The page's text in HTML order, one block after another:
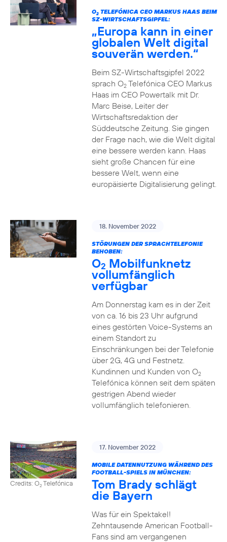
O2TELEFÓNICA CEO MARKUS HAAS BEIM
SZ-WIRTSCHAFTSGIPFEL:
„Europa kann in einer
globalen Welt digital
souverän werden.“
Beim SZ-Wirtschaftsgipfel 2022
sprach O2Telefónica CEO Markus
Haas im CEO Powertalk mit Dr.
Marc Beise, Leiter der
Wirtschaftsredaktion der
Süddeutsche Zeitung. Sie gingen
der Frage nach, wie die Welt digital
eine bessere werden kann. Haas
sieht große Chancen für eine
bessere Welt, wenn eine
europäisierte Digitalisierung gelingt.
18. November 2022
STÖRUNGEN DER SPRACHTELEFONIE
BEHOBEN:
O2 Mobilfunknetz
vollumfänglich
verfügbar
Am Donnerstag kam es in der Zeit
von ca. 16 bis 23 Uhr aufgrund
eines gestörten Voice-Systems an
einem Standort zu
Einschränkungen bei der Telefonie
über 2G, 4G und Festnetz.
Kundinnen und Kunden von O2
Telefónica können seit dem späten
gestrigen Abend wieder
vollumfänglich telefonieren.
Credits: O2Telefónica
17. November 2022
MOBILE DATENNUTZUNG WÄHREND DES
FOOTBALL-SPIELS IN MÜNCHEN:
Tom Brady schlägt
die Bayern
Was für ein Spektakel!
Zehntausende American Football-
Fans sind am vergangenen